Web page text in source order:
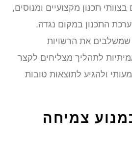
תכנון מקצועיים ומנוסים,
התכנון במקום נגדה.
את הרשויות
לתהליך מצליחים לקצר
ולהגיע לתוצאות טובות
צמיחה